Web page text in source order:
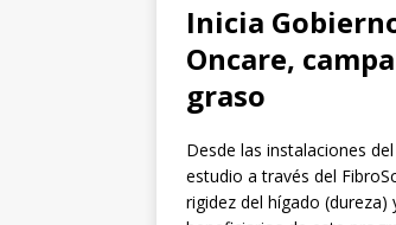
Inicia
Oncare,
graso
Desde las instalaciones
estudio a través del
rigidez del hígado